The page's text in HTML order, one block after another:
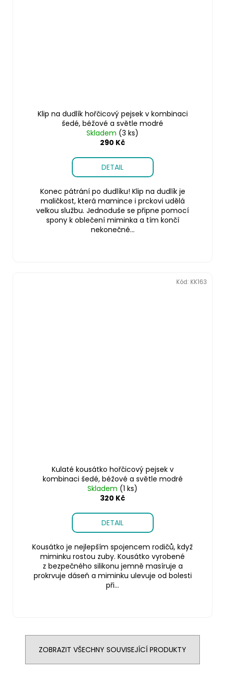
Klip na dudlík hořčicový pejsek v kombinaci
šedé, béžové a světle modré
Skladem (3 ks)
290 Kč
DETAIL
Konec pátrání po dudlíku! Klip na dudlík je
maličkost, která mamince i prckovi udělá
velkou službu. Jednoduše se připne pomocí
spony k oblečení miminka a tím končí
nekonečné...
Kulaté kousátko hořčicový pejsek v
kombinaci šedé, béžové a světle modré
Skladem (1 ks)
320 Kč
DETAIL
Kousátko je nejlepším spojencem rodičů, když
miminku rostou zuby. Kousátko vyrobené
z bezpečného silikonu jemně masíruje a
prokrvuje dáseň a miminku ulevuje od bolesti
při...
Kód: KK163
ZOBRAZIT VŠECHNY SOUVISEJÍCÍ PRODUKTY